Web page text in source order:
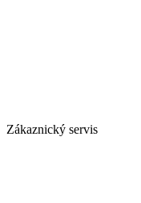
Zákaznický servis